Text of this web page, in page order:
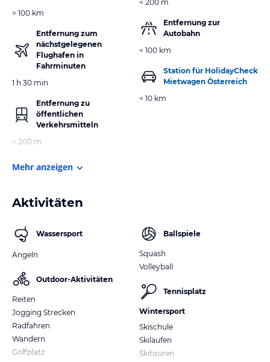
> 100 km
Entfernung zum
nächstgelegenen
Flughafen in
Fahrminuten
1 h 30 min
Entfernung zu
öffentlichen
Verkehrsmitteln
< 200 m
< 200 m
Entfernung zur
Autobahn
< 100 km
Station für HolidayCheck
Mietwagen Österreich
< 10 km
Mehr anzeigen
Aktivitäten
Wassersport
Angeln
Outdoor-Aktivitäten
Reiten
Jogging Strecken
Radfahren
Wandern
Golfplatz
Ballspiele
Squash
Volleyball
Tennisplatz
Wintersport
Skischule
Skilaufen
Skitouren